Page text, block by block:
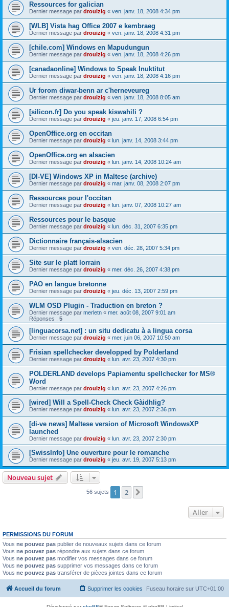
Ressources for galician
Dernier message par drouizig « ven. janv. 18, 2008 4:34 pm
[WLB] Vista hag Office 2007 e kembraeg
Dernier message par drouizig « ven. janv. 18, 2008 4:31 pm
[chile.com] Windows en Mapudungun
Dernier message par drouizig « ven. janv. 18, 2008 4:26 pm
[canadaonline] Windows to Speak Inuktitut
Dernier message par drouizig « ven. janv. 18, 2008 4:16 pm
Ur forom diwar-benn ar c'herneveureg
Dernier message par drouizig « ven. janv. 18, 2008 8:05 am
[silicon.fr] Do you speak kiswahili ?
Dernier message par drouizig « jeu. janv. 17, 2008 6:54 pm
OpenOffice.org en occitan
Dernier message par drouizig « lun. janv. 14, 2008 3:44 pm
OpenOffice.org en alsacien
Dernier message par drouizig « lun. janv. 14, 2008 10:24 am
[DI-VE] Windows XP in Maltese (archive)
Dernier message par drouizig « mar. janv. 08, 2008 2:07 pm
Ressources pour l'occitan
Dernier message par drouizig « lun. janv. 07, 2008 10:27 am
Ressources pour le basque
Dernier message par drouizig « lun. déc. 31, 2007 6:35 pm
Dictionnaire français-alsacien
Dernier message par drouizig « ven. déc. 28, 2007 5:34 pm
Site sur le platt lorrain
Dernier message par drouizig « mer. déc. 26, 2007 4:38 pm
PAO en langue bretonne
Dernier message par drouizig « jeu. déc. 13, 2007 2:59 pm
WLM OSD Plugin - Traduction en breton ?
Dernier message par merletn « mer. août 08, 2007 9:01 am
Réponses : 5
[linguacorsa.net] : un situ dedicatu à a lingua corsa
Dernier message par drouizig « mer. juin 06, 2007 10:50 am
Frisian spellchecker developped by Polderland
Dernier message par drouizig « lun. avr. 23, 2007 4:30 pm
POLDERLAND develops Papiamentu spellchecker for MS®
Word
Dernier message par drouizig « lun. avr. 23, 2007 4:26 pm
[wired] Will a Spell-Check Check Gàidhlig?
Dernier message par drouizig « lun. avr. 23, 2007 2:36 pm
[di-ve news] Maltese version of Microsoft WindowsXP
launched
Dernier message par drouizig « lun. avr. 23, 2007 2:30 pm
[SwissInfo] Une ouverture pour le romanche
Dernier message par drouizig « jeu. avr. 19, 2007 5:13 pm
Nouveau sujet
56 sujets 1 2
Aller
PERMISSIONS DU FORUM
Vous ne pouvez pas publier de nouveaux sujets dans ce forum
Vous ne pouvez pas répondre aux sujets dans ce forum
Vous ne pouvez pas modifier vos messages dans ce forum
Vous ne pouvez pas supprimer vos messages dans ce forum
Vous ne pouvez pas transférer de pièces jointes dans ce forum
Accueil du forum Fuseau horaire sur UTC+01:00
Supprimer les cookies